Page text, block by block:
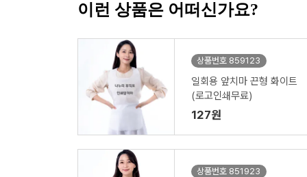
이런 상품은 어떠신가요?
상품번호 859123
일회용 앞치마 끈형 화이트
(로고인쇄무료)
127원
상품번호 851923